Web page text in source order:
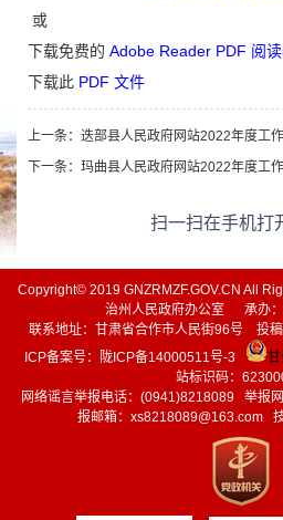
或
下载免费的 Adobe Reader PDF 阅
下载此 PDF 文件
上一条： 迭部县人民政府网站2022年度工
下一条： 玛曲县人民政府网站2022年度工
扫一扫在手机打
Copyright© 2019 GNZRMZF.GOV.CN All
治州人民政府办公室 承办：
联系地址：甘肃省合作市人民街96号 投
ICP备案号：
陇ICP备14000511号-3
站标识码：
网络谣言举报电话：(0941)8218089 举报网
报邮箱：xs8218089@163.com